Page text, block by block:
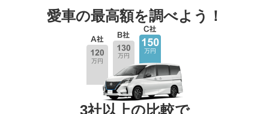
愛車の最高額を調べよう！
3社以上の比較で